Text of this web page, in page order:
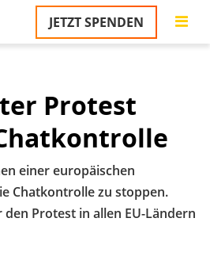
JETZT SPENDEN
Protest
einer europäischen
Chatkontrolle zu stoppen.
Protest in allen EU-Ländern